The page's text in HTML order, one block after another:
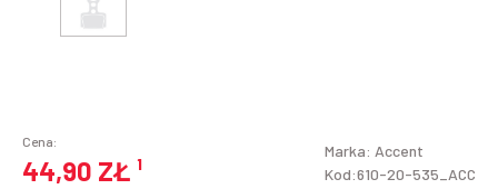
Cena:
44,90 ZŁ ¹
Marka: Accent
Kod:610-20-535_ACC